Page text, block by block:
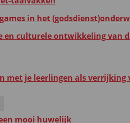
in het
en culturele ontwikkeling van
met je leerlingen als verrijking
mooi huwelijk